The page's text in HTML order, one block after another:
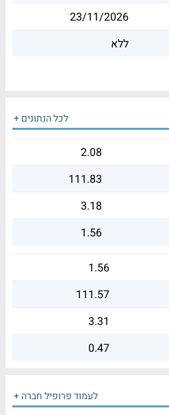
23/11/2026
ללא
לכל הנתונים +
2.08
111.83
3.18
1.56
1.56
111.57
3.31
0.47
לעמוד פרופיל חברה +